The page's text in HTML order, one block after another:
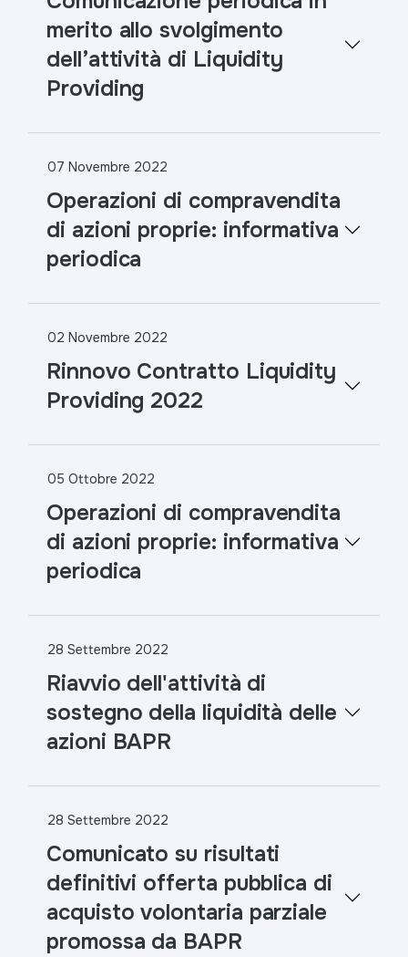
merito allo svolgimento
dell’attività di Liquidity
Providing
07 Novembre 2022
Operazioni di compravendita
di azioni proprie: informativa
periodica
02 Novembre 2022
Rinnovo Contratto Liquidity
Providing 2022
05 Ottobre 2022
Operazioni di compravendita
di azioni proprie: informativa
periodica
28 Settembre 2022
Riavvio dell'attività di
sostegno della liquidità delle
azioni BAPR
28 Settembre 2022
Comunicato su risultati
definitivi offerta pubblica di
acquisto volontaria parziale
promossa da BAPR